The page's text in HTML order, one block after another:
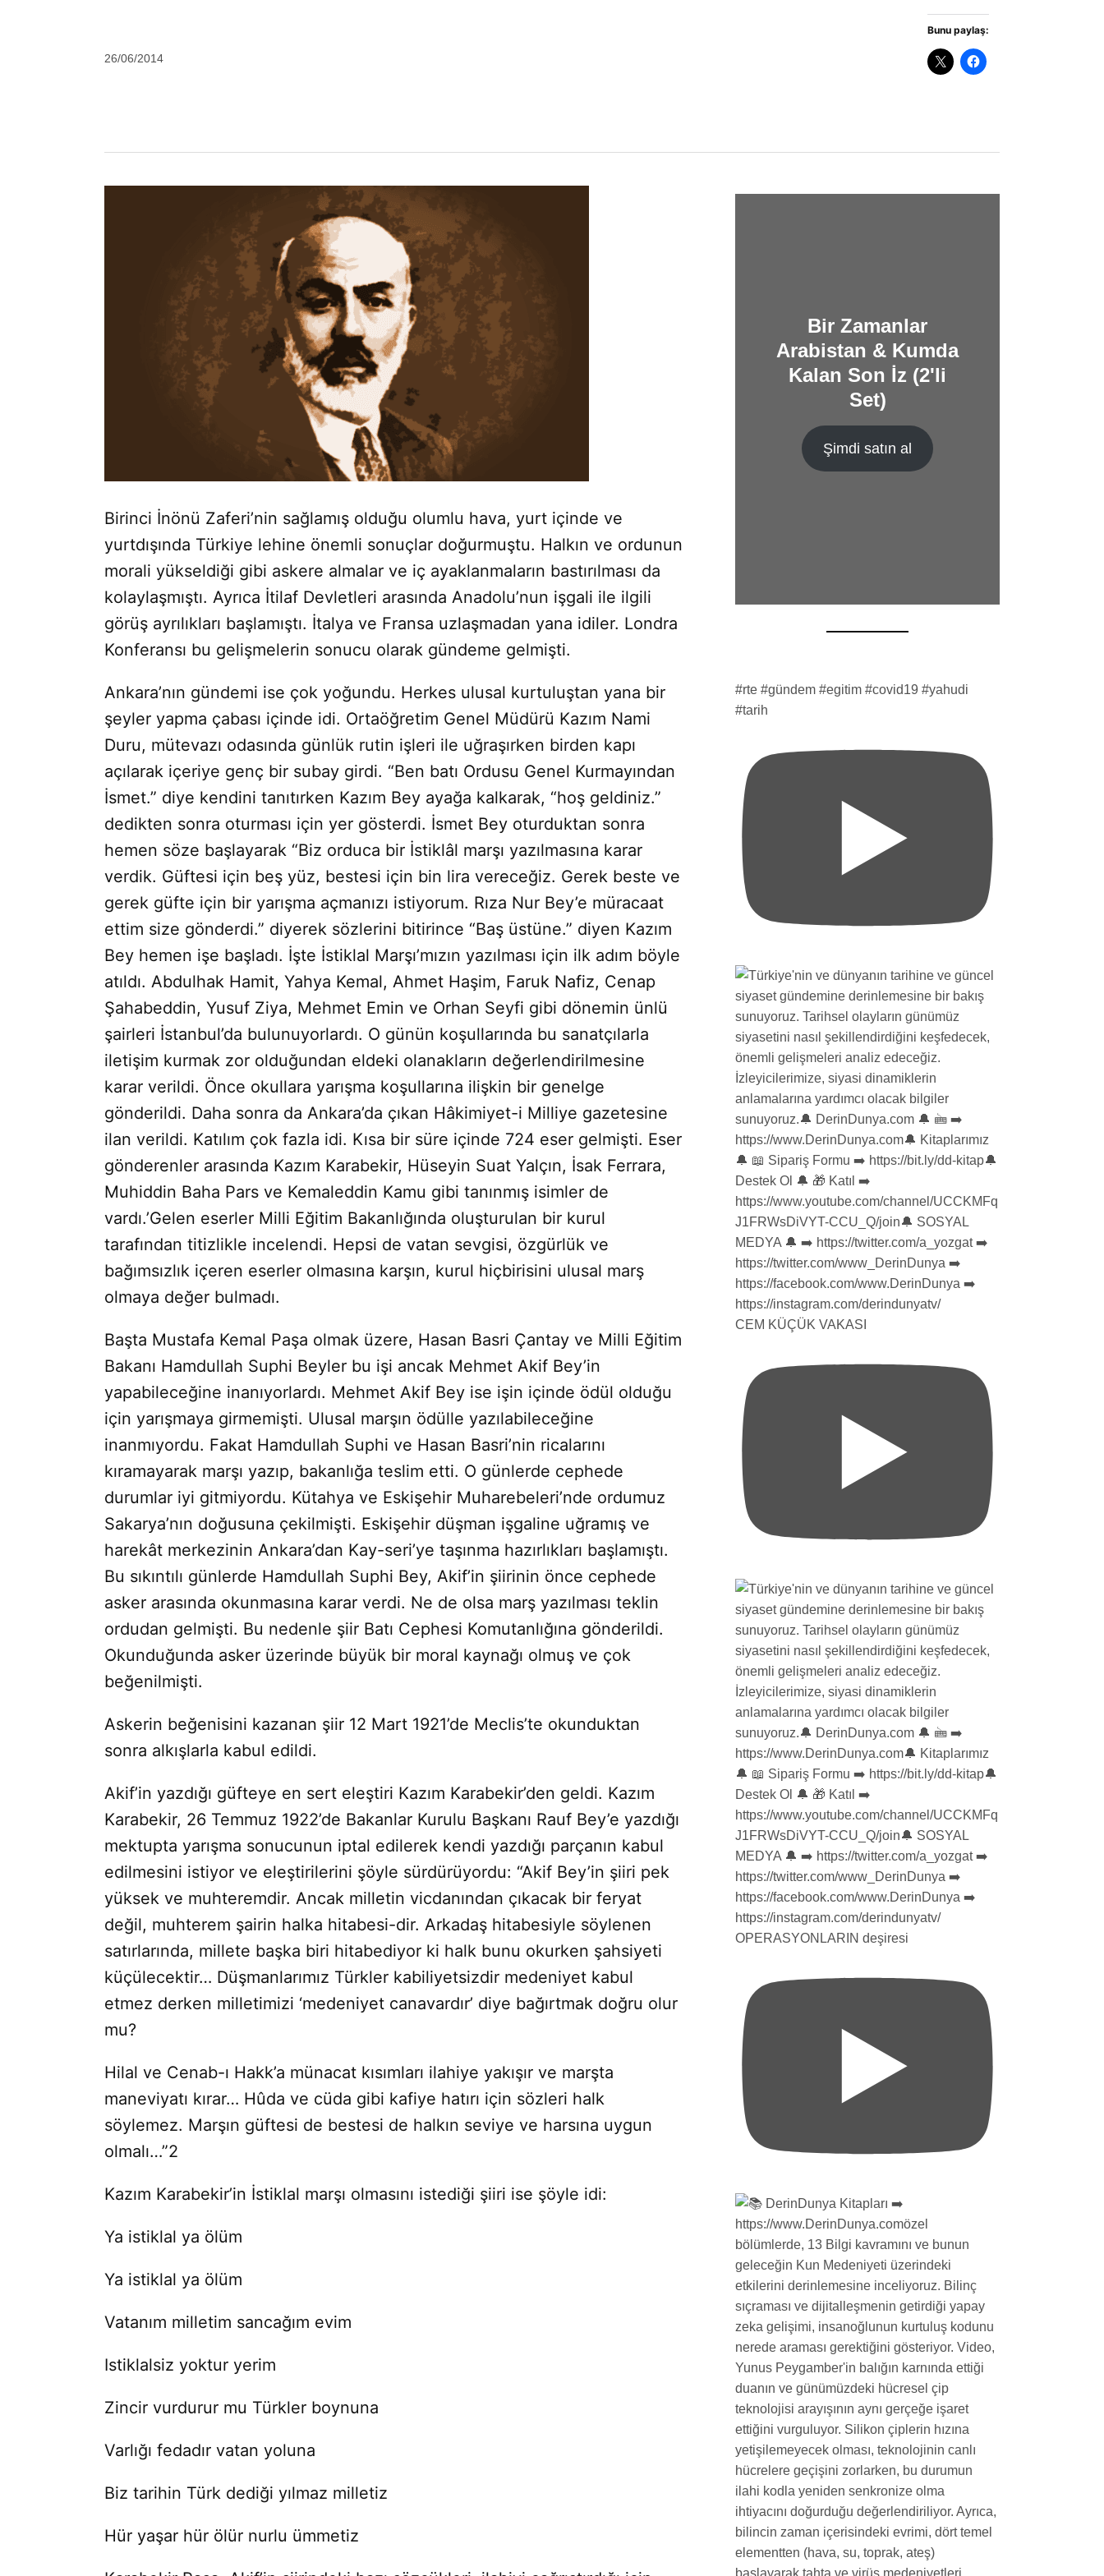
by
26/06/2014
Bunu paylaş:
Birinci İnönü Zaferi’nin sağlamış olduğu olumlu hava, yurt içinde ve
yurtdışında Türkiye lehine önemli sonuçlar doğurmuştu. Halkın ve ordunun
morali yükseldiği gibi askere almalar ve iç ayaklanmaların bastırılması da
kolaylaşmıştı. Ayrıca İtilaf Devletleri arasında Anado­lu’nun işgali ile ilgili
görüş ayrılıkları başlamıştı. İtalya ve Fransa uz­laşmadan yana idiler. Londra
Konferansı bu gelişmelerin sonucu ola­rak gündeme gelmişti.
Ankara’nın gündemi ise çok yoğundu. Herkes ulusal kurtuluştan yana bir
şeyler yapma çabası içinde idi. Ortaöğretim Genel Müdürü Kazım Nami
Duru, mütevazı odasında günlük rutin işleri ile uğraşır­ken birden kapı
açılarak içeriye genç bir subay girdi. “Ben batı Ordu­su Genel Kurmayından
İsmet.” diye kendini tanıtırken Kazım Bey ayağa kalkarak, “hoş geldiniz.”
dedikten sonra oturması için yer gös­terdi. İsmet Bey oturduktan sonra
hemen söze başlayarak “Biz orduca bir İstiklâl marşı yazılmasına karar
verdik. Güftesi için beş yüz, beste­si için bin lira vereceğiz. Gerek beste ve
gerek güfte için bir yarışma açmanızı istiyorum. Rıza Nur Bey’e müracaat
ettim size gönderdi.” diyerek sözlerini bitirince “Baş üstüne.” diyen Kazım
Bey hemen işe başladı. İşte İstiklal Marşı’mızın yazılması için ilk adım böyle
atıldı. Abdulhak Hamit, Yahya Kemal, Ahmet Haşim, Faruk Nafiz, Cenap
Şahabeddin, Yusuf Ziya, Mehmet Emin ve Orhan Seyfi gibi dönemin ünlü
şairleri İstanbul’da bulunuyorlardı. O günün koşullarında bu sanatçılarla
iletişim kurmak zor olduğundan eldeki olanakların değer­lendirilmesine
karar verildi. Önce okullara yarışma koşullarına ilişkin bir genelge
gönderildi. Daha sonra da Ankara’da çıkan Hâkimiyet-i Milliye gazetesine
ilan verildi. Katılım çok fazla idi. Kısa bir süre için­de 724 eser gelmişti. Eser
gönderenler arasında Kazım Karabekir, Hüseyin Suat Yalçın, İsak Ferrara,
Muhiddin Baha Pars ve Kemaleddin Kamu gibi tanınmış isimler de
vardı.’Gelen eserler Milli Eğitim Bakanlığında oluşturulan bir kurul
tarafından titizlikle incelendi. Hepsi de vatan sevgisi, özgürlük ve
bağımsızlık içeren eserler olmasına karşın, kurul hiçbirisini ulusal marş
olmaya değer bulmadı.
Başta Mustafa Kemal Paşa olmak üzere, Hasan Basri Çantay ve Milli Eğitim
Bakanı Hamdullah Suphi Beyler bu işi ancak Mehmet Akif Bey’in
yapabileceğine inanıyorlardı. Mehmet Akif Bey ise işin içinde ödül olduğu
için yarışmaya girmemişti. Ulusal marşın ödülle yazılabileceğine
inanmıyordu. Fakat Hamdullah Suphi ve Hasan Basri’nin ricalarını
kıramayarak marşı yazıp, bakanlığa teslim etti. O günlerde cephede
durumlar iyi gitmiyordu. Kütahya ve Eskişehir Muharebeleri’nde ordumuz
Sakarya’nın doğusuna çekilmişti. Eskişe­hir düşman işgaline uğramış ve
harekât merkezinin Ankara’dan Kay-seri’ye taşınma hazırlıkları başlamıştı.
Bu sıkıntılı günlerde Hamdul­lah Suphi Bey, Akif’in şiirinin önce cephede
asker arasında okunma­sına karar verdi. Ne de olsa marş yazılması teklin
ordudan gelmişti. Bu nedenle şiir Batı Cephesi Komutanlığına gönderildi.
Okunduğun­da asker üzerinde büyük bir moral kaynağı olmuş ve çok
beğenilmiş­ti.
Askerin beğenisini kazanan şiir 12 Mart 1921’de Meclis’te okun­duktan
sonra alkışlarla kabul edildi.
Akif’in yazdığı güfteye en sert eleştiri Kazım Karabekir’den geldi. Kazım
Karabekir, 26 Temmuz 1922’de Bakanlar Kurulu Başkanı Rauf Bey’e yazdığı
mektupta yarışma sonucunun iptal edilerek kendi yaz­dığı parçanın kabul
edilmesini istiyor ve eleştirilerini şöyle sürdürü­yordu: “Akif Bey’in şiiri pek
yüksek ve muhteremdir. Ancak milletin vicdanından çıkacak bir feryat
değil, muhterem şairin halka hitabesi-dir. Arkadaş hitabesiyle söylenen
satırlarında, millete başka biri hitabediyor ki halk bunu okurken şahsiyeti
küçülecektir… Düşmanla­rımız Türkler kabiliyetsizdir medeniyet kabul
etmez derken milleti­mizi ‘medeniyet canavardır’ diye bağırtmak doğru olur
mu?
Hilal ve Cenab-ı Hakk’a münacat kısımları ilahiye yakışır ve marş­ta
maneviyatı kırar… Hûda ve cüda gibi kafiye hatırı için sözleri halk
söylemez. Marşın güftesi de bestesi de halkın seviye ve harsına uygun
olmalı…”2
Kazım Karabekir’in İstiklal marşı olmasını istediği şiiri ise şöyle idi:
Ya istiklal ya ölüm
Ya istiklal ya ölüm
Vatanım milletim sancağım evim
Istiklalsiz yoktur yerim
Zincir vurdurur mu Türkler boynuna
Varlığı fedadır vatan yoluna
Biz tarihin Türk dediği yılmaz milletiz
Hür yaşar hür ölür nurlu ümmetiz
Bir Zamanlar
Arabistan & Kumda
Kalan Son İz (2'li
Set)
Şimdi satın al
#rte #gündem #egitim #covid19 #yahudi
#tarih
CEM KÜÇÜK VAKASI
OPERASYONLARIN deşiresi